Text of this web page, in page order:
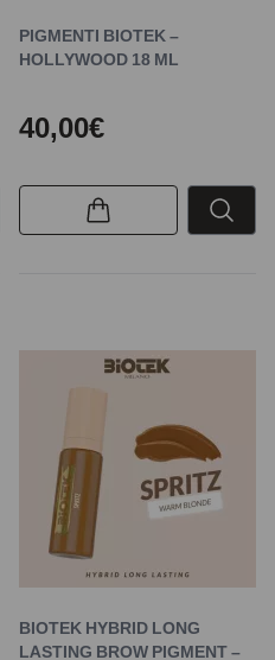
PIGMENTI BIOTEK –
HOLLYWOOD 18 ML
40,00€
BIOTEK HYBRID LONG
LASTING BROW PIGMENT –